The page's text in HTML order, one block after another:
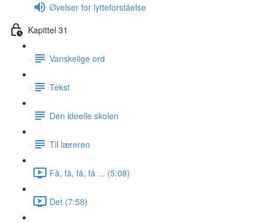
Øvelser for lytteforståelse
Kapittel 31
Vanskelige ord
Tekst
Den ideelle skolen
Til læreren
Få, få, få, få ... (5:08)
Det (7:58)